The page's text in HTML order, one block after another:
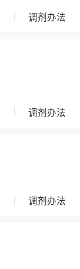
调剂办法
调剂办法
调剂办法